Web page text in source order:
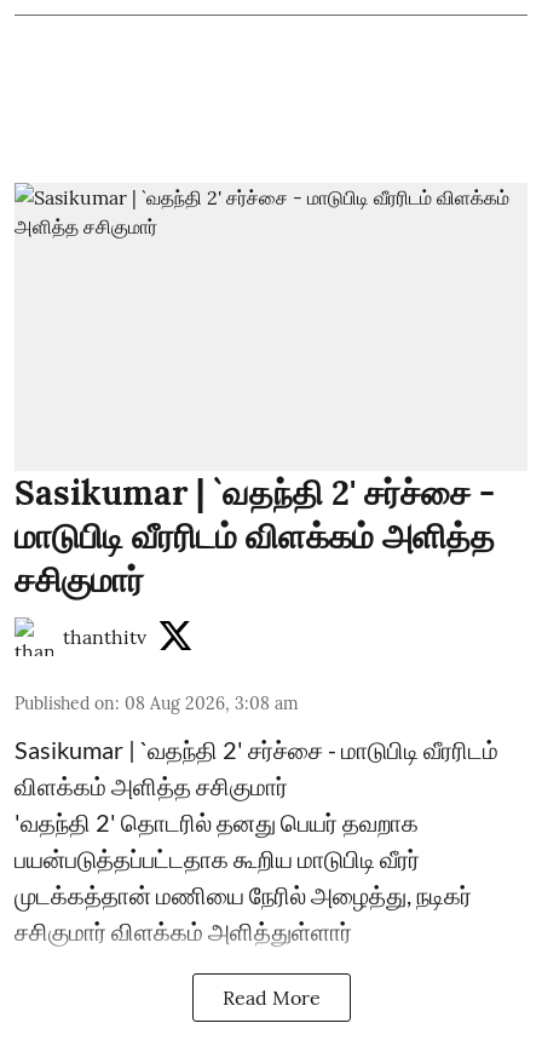
Sasikumar | `வதந்தி 2' சர்ச்சை -
மாடுபிடி வீரரிடம் விளக்கம் அளித்த
சசிகுமார்
thanthitv
Published on: 08 Aug 2026, 3:08 am
Sasikumar | `வதந்தி 2' சர்ச்சை - மாடுபிடி வீரரிடம்
விளக்கம் அளித்த சசிகுமார்
'வதந்தி 2' தொடரில் தனது பெயர் தவறாக
பயன்படுத்தப்பட்டதாக கூறிய மாடுபிடி வீரர்
முடக்கத்தான் மணியை நேரில் அழைத்து, நடிகர்
சசிகுமார் விளக்கம் அளித்துள்ளார்
Read More